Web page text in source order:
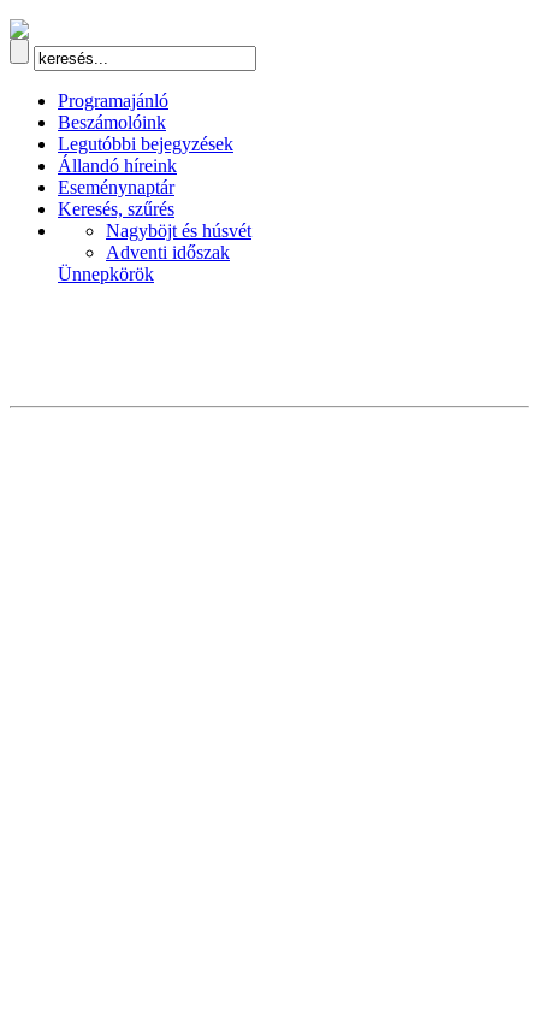
Programajánló
Beszámolóink
Legutóbbi bejegyzések
Állandó híreink
Eseménynaptár
Keresés, szűrés
Nagyböjt és húsvét
Adventi időszak
Ünnepkörök